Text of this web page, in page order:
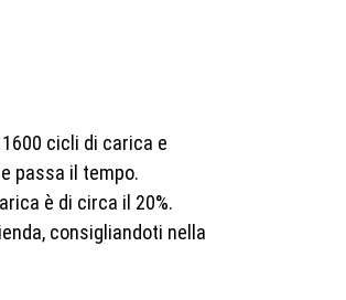
1600 cicli di carica e
passa il tempo.
è di circa il 20%.
consigliandoti nella